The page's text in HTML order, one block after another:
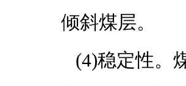
倾斜煤层。
(4)稳定性。